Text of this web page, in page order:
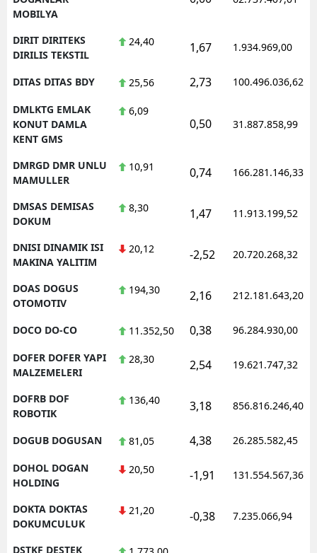
MOBILYA
DIRIT DIRITEKS
DIRILIS TEKSTIL
24,40 1,67 1.934.969,00
DITAS DITAS BDY 25,56 2,73 100.496.036,62
DMLKTG EMLAK
KONUT DAMLA
KENT GMS
6,09
0,50 31.887.858,99
DMRGD DMR UNLU
MAMULLER
10,91 0,74 166.281.146,33
DMSAS DEMISAS
DOKUM
8,30 1,47 11.913.199,52
DNISI DINAMIK ISI
MAKINA YALITIM
20,12 -2,52 20.720.268,32
DOAS DOGUS
OTOMOTIV
194,30 2,16 212.181.643,20
DOCO DO-CO 11.352,50 0,38 96.284.930,00
DOFER DOFER YAPI
MALZEMELERI
28,30 2,54 19.621.747,32
DOFRB DOF
ROBOTIK
136,40 3,18 856.816.246,40
DOGUB DOGUSAN 81,05 4,38 26.285.582,45
DOHOL DOGAN
HOLDING
20,50 -1,91 131.554.567,36
DOKTA DOKTAS
DOKUMCULUK
21,20 -0,38 7.235.066,94
DSTKF DESTEK